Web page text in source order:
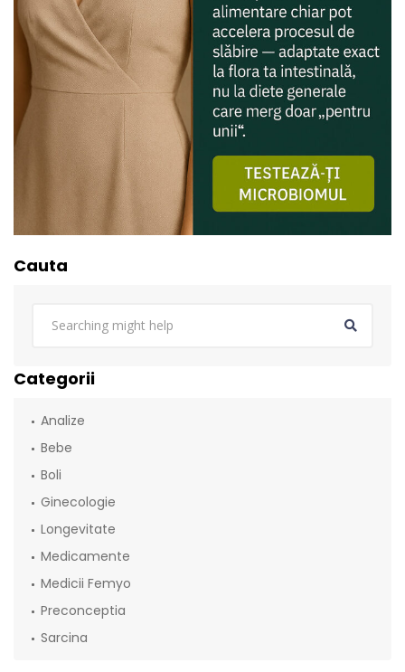
Cauta
Categorii
Analize
Bebe
Boli
Ginecologie
Longevitate
Medicamente
Medicii Femyo
Preconceptia
Sarcina